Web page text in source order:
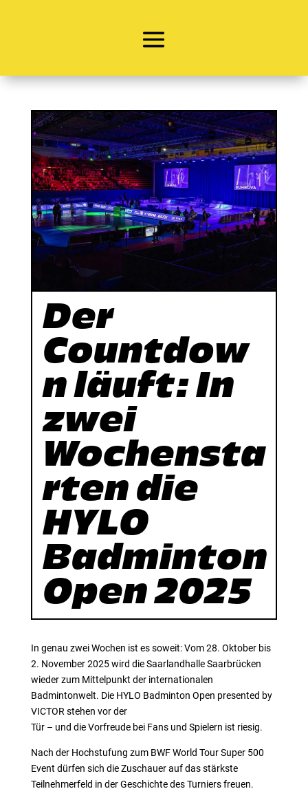
Der
Countdow
n läuft: In
zwei
Wochensta
rten die
HYLO
Badminton
Open 2025
In genau zwei Wochen ist es soweit: Vom 28. Oktober bis
2. November 2025 wird die Saarlandhalle Saarbrücken
wieder zum Mittelpunkt der internationalen
Badmintonwelt. Die HYLO Badminton Open presented by
VICTOR stehen vor der
Tür – und die Vorfreude bei Fans und Spielern ist riesig.
Nach der Hochstufung zum BWF World Tour Super 500
Event dürfen sich die Zuschauer auf das stärkste
Teilnehmerfeld in der Geschichte des Turniers freuen.